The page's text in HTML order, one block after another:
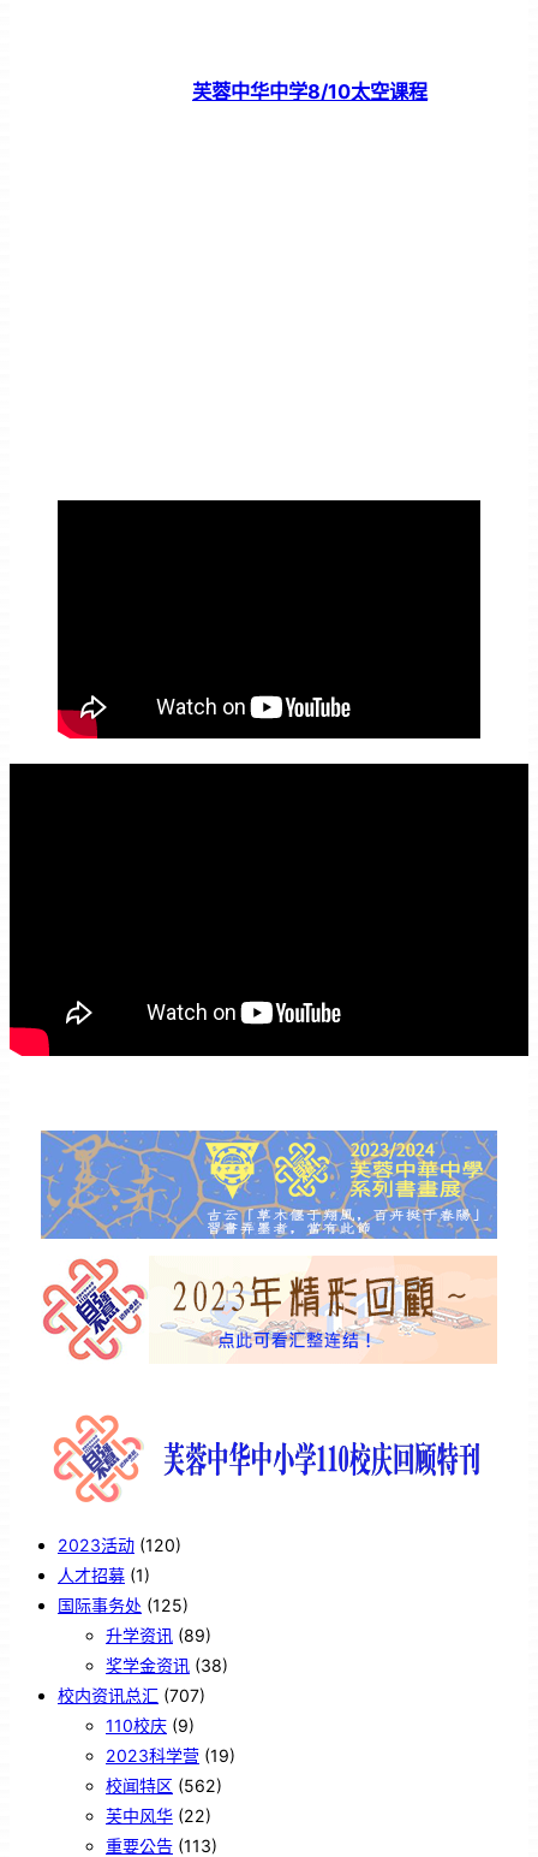
芙蓉中华中学8/10太空课程
2023活动 (120)
人才招募 (1)
国际事务处 (125)
升学资讯 (89)
奖学金资讯 (38)
校内资讯总汇 (707)
110校庆 (9)
2023科学营 (19)
校闻特区 (562)
芙中风华 (22)
重要公告 (113)